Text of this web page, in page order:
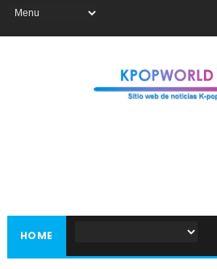
HOME